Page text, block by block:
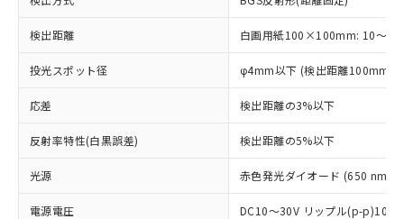
検出距離 白画用紙100×100mm: 10～
投光スポット径 φ4mm以下 (検出距離100mm)
応差 検出距離の3%以下
反射率特性(白黒誤差) 検出距離の5%以下
光源 赤色発光ダイオード (650 nm)
電源電圧 DC10～30V リップル(p-p)10%